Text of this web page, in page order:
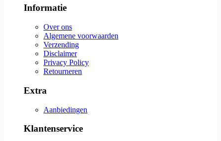
Informatie
Over ons
Algemene voorwaarden
Verzending
Disclaimer
Privacy Policy
Retourneren
Extra
Aanbiedingen
Klantenservice